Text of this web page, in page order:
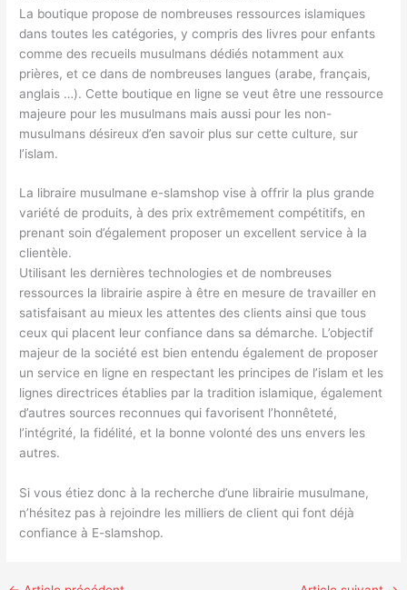
La boutique propose de nombreuses ressources islamiques
dans toutes les catégories, y compris des livres pour enfants
comme des recueils musulmans dédiés notamment aux
prières, et ce dans de nombreuses langues (arabe, français,
anglais …). Cette boutique en ligne se veut être une ressource
majeure pour les musulmans mais aussi pour les non-
musulmans désireux d’en savoir plus sur cette culture, sur
l’islam.
La libraire musulmane e-slamshop vise à offrir la plus grande
variété de produits, à des prix extrêmement compétitifs, en
prenant soin d’également proposer un excellent service à la
clientèle.
Utilisant les dernières technologies et de nombreuses
ressources la librairie aspire à être en mesure de travailler en
satisfaisant au mieux les attentes des clients ainsi que tous
ceux qui placent leur confiance dans sa démarche. L’objectif
majeur de la société est bien entendu également de proposer
un service en ligne en respectant les principes de l’islam et les
lignes directrices établies par la tradition islamique, également
d’autres sources reconnues qui favorisent l’honnêteté,
l’intégrité, la fidélité, et la bonne volonté des uns envers les
autres.
Si vous étiez donc à la recherche d’une librairie musulmane,
n’hésitez pas à rejoindre les milliers de client qui font déjà
confiance à E-slamshop.